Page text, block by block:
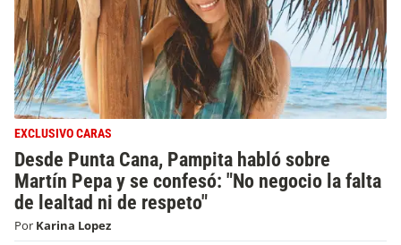
EXCLUSIVO CARAS
Desde Punta Cana, Pampita habló sobre
Martín Pepa y se confesó: "No negocio la falta
de lealtad ni de respeto"
Por Karina Lopez